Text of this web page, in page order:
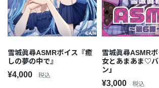
雪城眞尋ASMRボイス『癒
しの夢の中で』
¥4,000 税込
雪城眞尋ASMR
女とあまあま♡
ン」
¥3,000 税込